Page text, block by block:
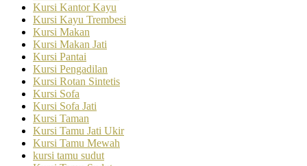
Kursi Kantor Kayu
Kursi Kayu Trembesi
Kursi Makan
Kursi Makan Jati
Kursi Pantai
Kursi Pengadilan
Kursi Rotan Sintetis
Kursi Sofa
Kursi Sofa Jati
Kursi Taman
Kursi Tamu Jati Ukir
Kursi Tamu Mewah
kursi tamu sudut